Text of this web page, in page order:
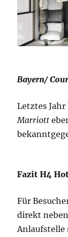
Bayern/
Letztes
Marriott
Fazit H4
Für
direkt
Anlaufstelle